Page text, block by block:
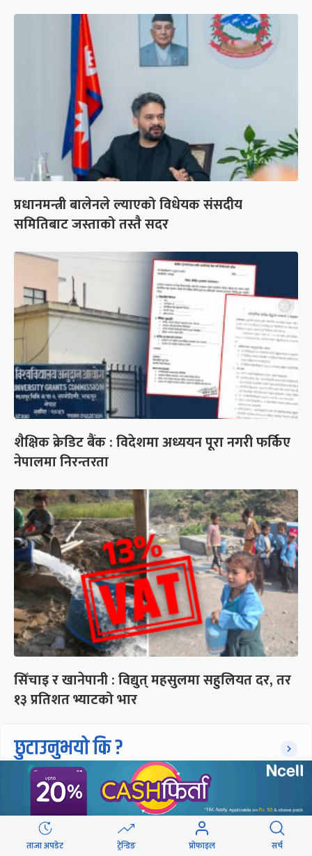
प्रधानमन्त्री बालेनले ल्याएको विधेयक संसदीय
समितिबाट जस्ताको तस्तै सदर
शैक्षिक क्रेडिट बैंक : विदेशमा अध्ययन पूरा नगरी फर्किए
नेपालमा निरन्तरता
सिँचाइ र खानेपानी : विद्युत् महसुलमा सहुलियत दर, तर
१३ प्रतिशत भ्याटको भार
छुटाउनुभयो कि ?
संसद्लाई टेर्दैनन् प्रधानमन्त्री, लाचार
छन् सभामुख
ताजा अपडेट ट्रेन्डिङ प्रोफाइल सर्च